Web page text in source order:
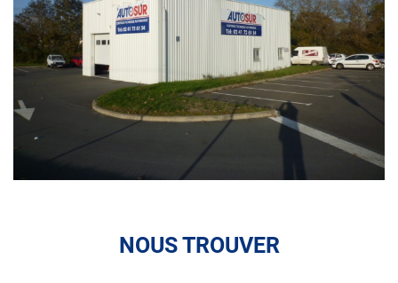
• le contrôle des véhicules hybrides ou électriques
• le contrôle technique des véhicules GPL/Gaz*
• le pré-contrôle contrôle technique ou contrôle technique
volontaire / partiel
N’attendez plus pour votre sécurité et faire vérifier votre
véhicule : Prenez RDV dans votre
NOUS TROUVER